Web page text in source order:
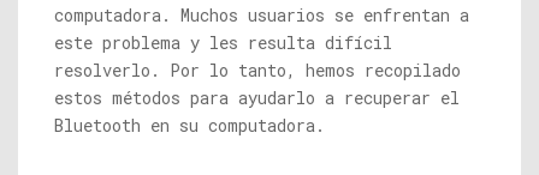
computadora. Muchos usuarios se enfrentan a
este problema y les resulta difícil
resolverlo. Por lo tanto, hemos recopilado
estos métodos para ayudarlo a recuperar el
Bluetooth en su computadora.